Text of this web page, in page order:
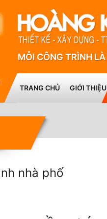
MỖI CÔNG TRÌNH
TRANG CHỦ GIỚI THIỆU
nhà phố